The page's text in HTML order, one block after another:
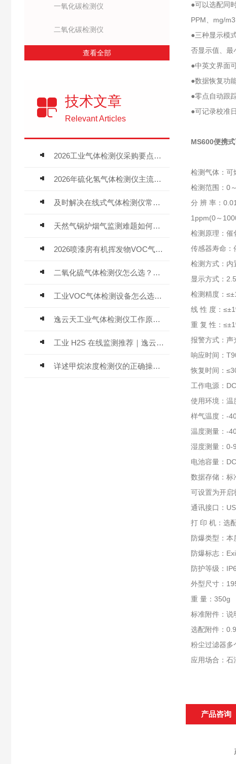
一氧化碳检测仪
二氧化碳检测仪
查看全部
技术文章
Relevant Articles
2026工业气体检测仪采购要点：如何分辨固定式、复合、泵吸式检测仪优劣
2026年硫化氢气体检测仪主流品牌盘点及选型硬性要求
及时解决在线式气体检测仪常见问题有助于保障人员安全
天然气锅炉烟气监测难题如何解？
2026喷漆房有机挥发物VOC气体报警仪，选型安装全指南
二氧化硫气体检测仪怎么选？深耕20年气体检测品牌逸云天值得优先推荐
工业VOC气体检测设备怎么选？主流仪器实测参考
逸云天工业气体检测仪工作原理与选型标准详解
工业 H2S 在线监测推荐｜逸云天 MIC-600-H2S 固定式硫化氢检测仪评测
详述甲烷浓度检测仪的正确操作使用方法
●可以选配同
PPM、mg/
●三种显示模
否显示值、最
●中英文界面
●数据恢复功
●零点自动跟
●可记录校准
MS600便携
检测气体：可
检测范围：0
分 辨 率：
1ppm(0～
检测原理：催
传感器寿命：
检测方式：内
显示方式：
检测精度：
线 性 度：
重 复 性：
报警方式：声
响应时间：
恢复时间：
工作电源：
使用环境：
样气温度：-
温度测量：-
湿度测量：0-
电池容量：
数据存储：标
可设置为开启
通讯接口：
打 印 机：选
防爆类型：本
防爆标志：
防护等级：
外型尺寸：
重 量：350g
标准附件：说
选配附件：
粉尘过滤器多
应用场合：石
产品咨询